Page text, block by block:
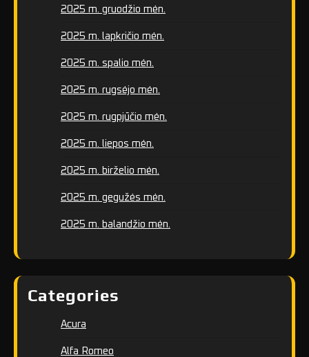
2025 m. gruodžio mėn.
2025 m. lapkričio mėn.
2025 m. spalio mėn.
2025 m. rugsėjo mėn.
2025 m. rugpjūčio mėn.
2025 m. liepos mėn.
2025 m. birželio mėn.
2025 m. gegužės mėn.
2025 m. balandžio mėn.
Categories
Acura
Alfa Romeo